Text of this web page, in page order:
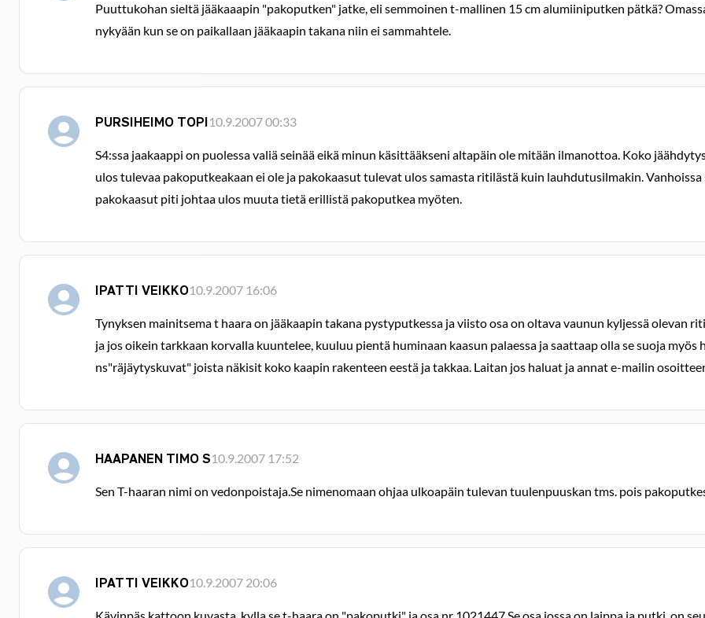
Puuttukohan sieltä jääkaaapin "pakoputken" jatke, eli semmoinen t-mallinen 15 cm alumiiniputken pätkä?
nykyään kun se on paikallaan jääkaapin takana niin ei sammahtele.
PURSIHEIMO TOPI10.9.2007 00:33
S4:ssa jaakaappi on puolessa valiä seinää eikä minun käsittääkseni altapäin ole mitään ilmanottoa. Koko
ulos tulevaa pakoputkeakaan ei ole ja pakokaasut tulevat ulos samasta ritilästä kuin lauhdutusilmakin.
pakokaasut piti johtaa ulos muuta tietä erillistä pakoputkea myöten.
IPATTI VEIKKO10.9.2007 16:06
Tynyksen mainitsema t haara on jääkaapin takana pystyputkessa ja viisto osa on oltava vaunun kyljessä olevan
ja jos oikein tarkkaan korvalla kuuntelee, kuuluu pientä huminaan kaasun palaessa ja saattaap olla se suoja
ns"räjäytyskuvat" joista näkisit koko kaapin rakenteen eestä ja takkaa. Laitan jos haluat ja annat e-mailin
HAAPANEN TIMO S10.9.2007 17:52
Sen T-haaran nimi on vedonpoistaja.Se nimenomaan ohjaa ulkoapäin tulevan tuulenpuuskan tms. pois
IPATTI VEIKKO10.9.2007 20:06